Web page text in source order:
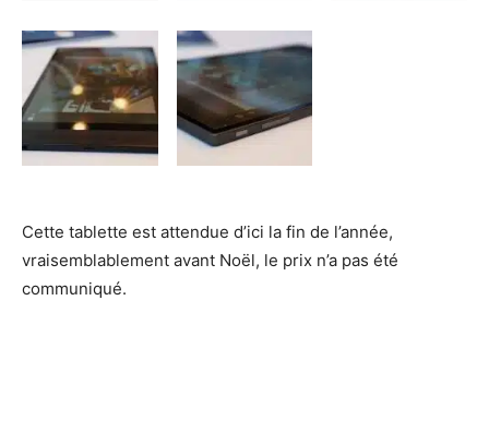
Cette tablette est attendue d’ici la fin de l’année,
vraisemblablement avant Noël, le prix n’a pas été
communiqué.